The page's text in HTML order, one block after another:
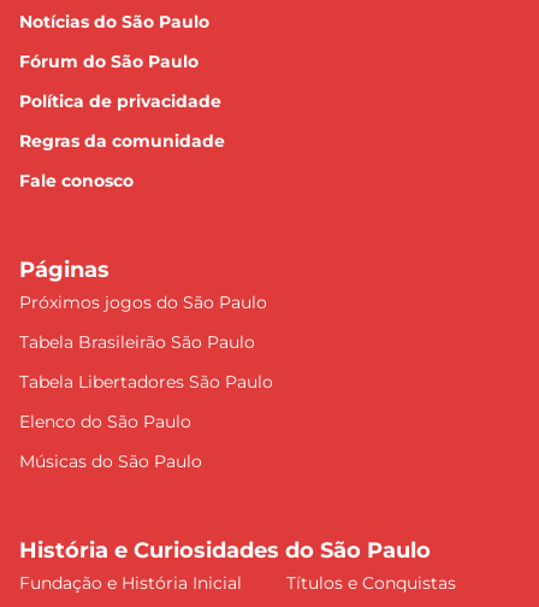
Notícias do São Paulo
Fórum do São Paulo
Política de privacidade
Regras da comunidade
Fale conosco
Páginas
Próximos jogos do São Paulo
Tabela Brasileirão São Paulo
Tabela Libertadores São Paulo
Elenco do São Paulo
Músicas do São Paulo
História e Curiosidades do São Paulo
Fundação e História Inicial
Títulos e Conquistas